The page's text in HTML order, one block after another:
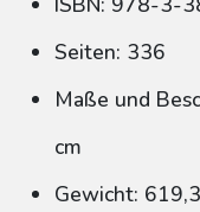
Seiten: 336
Maße und
cm
Gewicht: